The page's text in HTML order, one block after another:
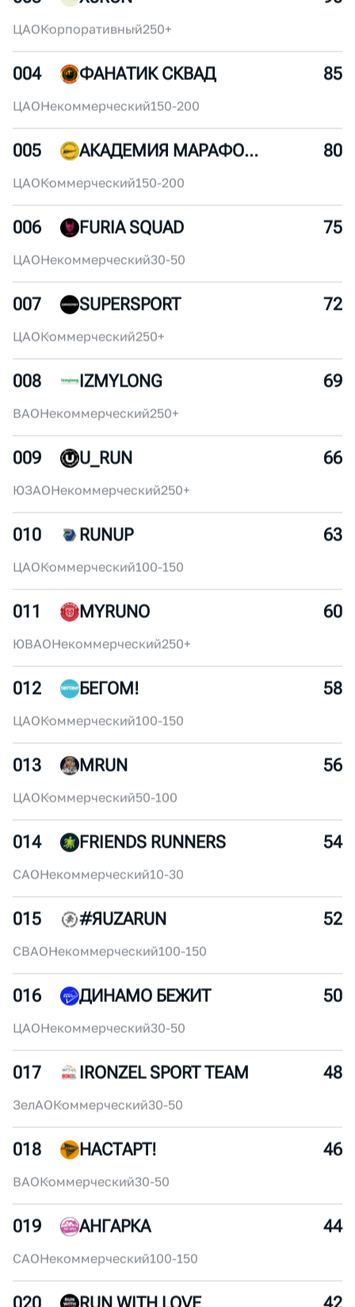
002
ЦАОКорпоративный250+
003 X5RUN
ЦАОКорпоративный250+
004 ФАНАТИК СКВАД
ЦАОНекоммерческий150-200
005
ЦАОКоммерческий150-200
006 FURIA SQUAD
ЦАОНекоммерческий30-50
007 SUPERSPORT
ЦАОКоммерческий250+
008 IZMYLONG
ВАОНекоммерческий250+
009 U_RUN
ЮЗАОНекоммерческий250+
010 RUNUP
ЦАОКоммерческий100-150
011 MYRUNO
ЮВАОНекоммерческий250+
012 БЕГОМ!
ЦАОКоммерческий100-150
013 MRUN
ЦАОКоммерческий50-100
014 FRIENDS RUNNERS
САОНекоммерческий10-30
015 #ЯUZARUN
СВАОНекоммерческий100-150
016 ДИНАМО БЕЖИТ
ЦАОНекоммерческий30-50
017 IRONZEL SPORT TEAM
ЗелАОКоммерческий30-50
018 НАСТАРТ!
ВАОКоммерческий30-50